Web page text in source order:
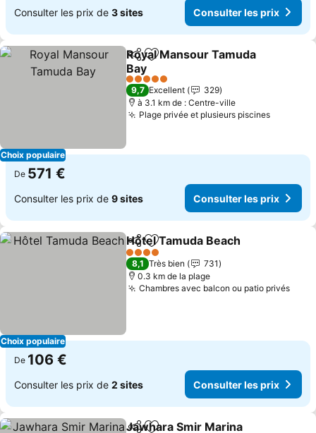
Consulter les prix de 3 sites Consulter les prix
Choix populaire
PartagerAjouter à mes favoris
Royal Mansour Tamuda
Bay
5 Étoiles
9,7 Excellent
329
à 3.1 km de : Centre-ville
Plage privée et plusieurs piscines
De 571 €
Consulter les prix de 9 sites Consulter les prix
Choix populaire
PartagerAjouter à mes favoris
Hôtel Tamuda Beach
4 Étoiles
8,1 Très bien
731
0.3 km de la plage
Chambres avec balcon ou patio privés
De 106 €
Consulter les prix de 2 sites Consulter les prix
Jawhara Smir Marina